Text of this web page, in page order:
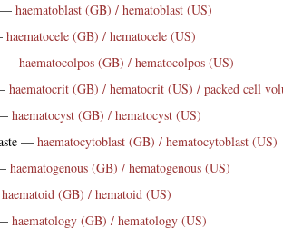
— haematoblast (GB) / hematoblast (US)
haematocele (GB) / hematocele (US)
— haematocolpos (GB) / hematocolpos (US)
haematocrit (GB) / hematocrit (US) / packed cell
haematocyst (GB) / hematocyst (US)
— haematocytoblast (GB) / hematocytoblast (US)
haematogenous (GB) / hematogenous (US)
haematoid (GB) / hematoid (US)
haematology (GB) / hematology (US)